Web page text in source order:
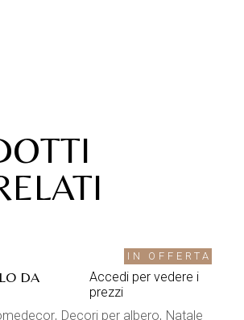
IN OFFERTA
DA
Accedi per vedere i
prezzi
Decori per albero Natale